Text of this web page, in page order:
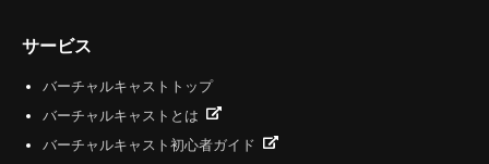
サービス
バーチャルキャストトップ
バーチャルキャストとは
バーチャルキャスト初心者ガイド